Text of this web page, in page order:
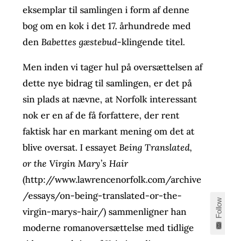
eksemplar til samlingen i form af denne
bog om en kok i det 17. århundrede med
den Babettes gæstebud-klingende titel.
Men inden vi tager hul på oversættelsen af
dette nye bidrag til samlingen, er det på
sin plads at nævne, at Norfolk interessant
nok er en af de få forfattere, der rent
faktisk har en markant mening om det at
blive oversat. I essayet Being Translated,
or the Virgin Mary’s Hair
(http://www.lawrencenorfolk.com/archive
/essays/on-being-translated-or-the-
virgin-marys-hair/) sammenligner han
moderne romanoversættelse med tidlige
Follow